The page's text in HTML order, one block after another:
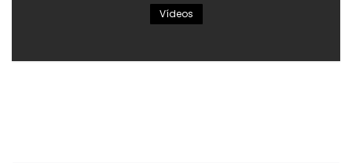
Vídeos